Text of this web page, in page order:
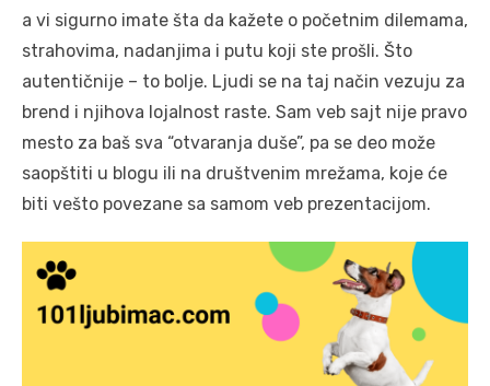
a vi sigurno imate šta da kažete o početnim dilemama,
strahovima, nadanjima i putu koji ste prošli. Što
autentičnije – to bolje. Ljudi se na taj način vezuju za
brend i njihova lojalnost raste. Sam veb sajt nije pravo
mesto za baš sva “otvaranja duše”, pa se deo može
saopštiti u blogu ili na društvenim mrežama, koje će
biti vešto povezane sa samom veb prezentacijom.